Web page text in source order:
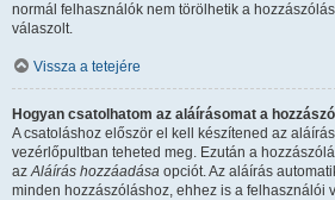
normál felhasználók nem törölhetik a
válaszolt.
Vissza a tetejére
Hogyan csatolhatom az aláírásomat a
A csatoláshoz először el kell készítened az
vezérlőpultban teheted meg. Ezután a
azAláírás hozzáadása opciót. Az aláírás
minden hozzászóláshoz, ehhez is a felhasználói